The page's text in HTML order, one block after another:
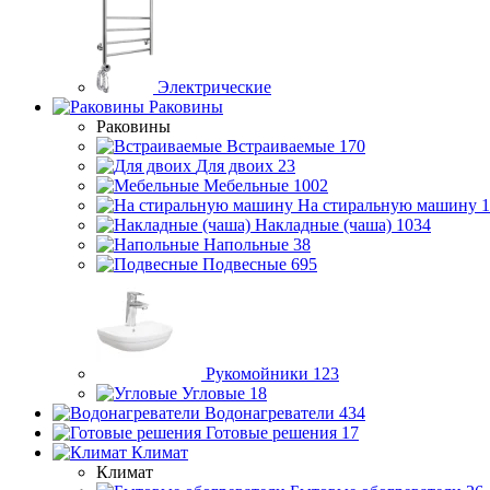
Электрические
Раковины
Раковины
Встраиваемые 170
Для двоих 23
Мебельные 1002
На стиральную машину
Накладные (чаша) 1034
Напольные 38
Подвесные 695
Рукомойники 123
Угловые 18
Водонагреватели 434
Готовые решения 17
Климат
Климат